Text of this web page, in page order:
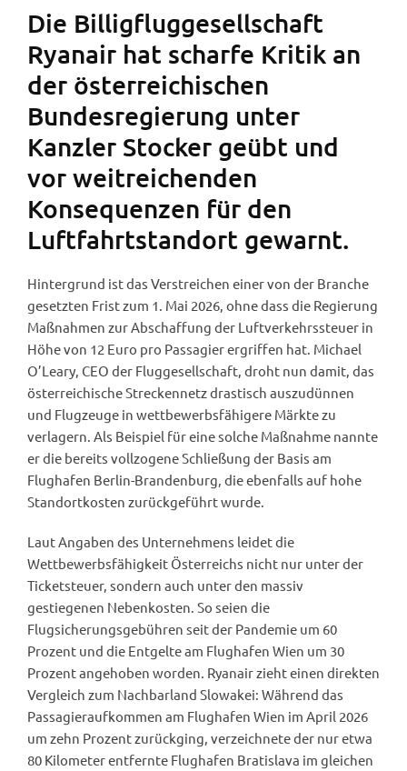
Die Billigfluggesellschaft
Ryanair hat scharfe Kritik an
der österreichischen
Bundesregierung unter
Kanzler Stocker geübt und
vor weitreichenden
Konsequenzen für den
Luftfahrtstandort gewarnt.
Hintergrund ist das Verstreichen einer von der Branche
gesetzten Frist zum 1. Mai 2026, ohne dass die Regierung
Maßnahmen zur Abschaffung der Luftverkehrssteuer in
Höhe von 12 Euro pro Passagier ergriffen hat. Michael
O’Leary, CEO der Fluggesellschaft, droht nun damit, das
österreichische Streckennetz drastisch auszudünnen
und Flugzeuge in wettbewerbsfähigere Märkte zu
verlagern. Als Beispiel für eine solche Maßnahme nannte
er die bereits vollzogene Schließung der Basis am
Flughafen Berlin-Brandenburg, die ebenfalls auf hohe
Standortkosten zurückgeführt wurde.
Laut Angaben des Unternehmens leidet die
Wettbewerbsfähigkeit Österreichs nicht nur unter der
Ticketsteuer, sondern auch unter den massiv
gestiegenen Nebenkosten. So seien die
Flugsicherungsgebühren seit der Pandemie um 60
Prozent und die Entgelte am Flughafen Wien um 30
Prozent angehoben worden. Ryanair zieht einen direkten
Vergleich zum Nachbarland Slowakei: Während das
Passagieraufkommen am Flughafen Wien im April 2026
um zehn Prozent zurückging, verzeichnete der nur etwa
80 Kilometer entfernte Flughafen Bratislava im gleichen